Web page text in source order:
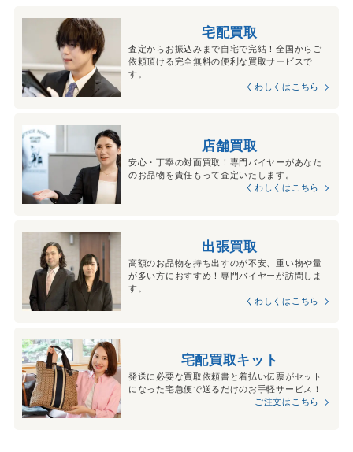
宅配買取
査定からお振込みまで自宅で完結！全国からご
依頼頂ける完全無料の便利な買取サービスで
す。
くわしくはこちら
店舗買取
安心・丁寧の対面買取！専門バイヤーがあなた
のお品物を責任もって査定いたします。
くわしくはこちら
出張買取
高額のお品物を持ち出すのが不安、重い物や量
が多い方におすすめ！専門バイヤーが訪問しま
す。
くわしくはこちら
宅配買取キット
発送に必要な買取依頼書と着払い伝票がセット
になった宅急便で送るだけのお手軽サービス！
ご注文はこちら